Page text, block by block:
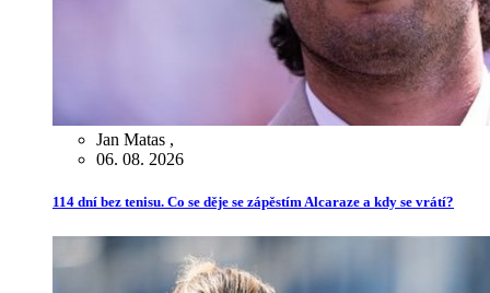
Jan Matas ,
06. 08. 2026
114 dní bez tenisu. Co se děje se zápěstím Alcaraze a kdy se vrátí?